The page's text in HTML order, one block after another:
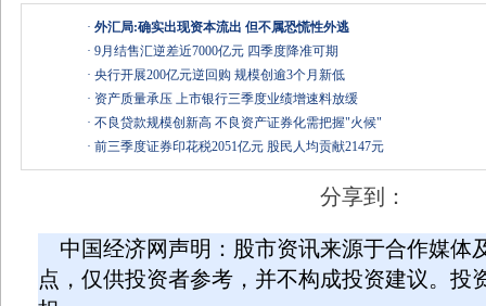
· 外汇局:确实出现资本流出 但不属恐慌性外逃
· 9月结售汇逆差近7000亿元 四季度降准可期
· 央行开展200亿元逆回购 规模创逾3个月新低
· 资产质量承压 上市银行三季度业绩增速料放缓
· 不良贷款规模创新高 不良资产证券化需把握"火候"
· 前三季度证券印花税2051亿元 股民人均贡献2147元
分享到：
中国经济网声明：股市资讯来源于合作媒体
点，仅供投资者参考，并不构成投资建议。投